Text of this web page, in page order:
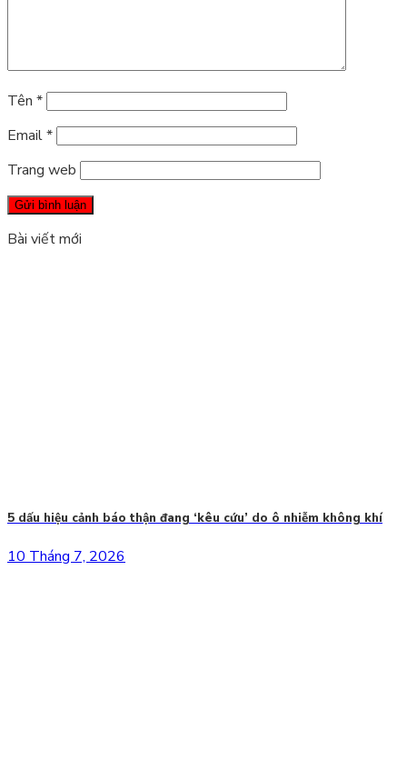
Tên *
Email*
Trang web
Bài viết mới
5 dấu hiệu cảnh báo thận đang ‘kêu cứu’ do ô nhiễm không khí
10 Tháng 7, 2026